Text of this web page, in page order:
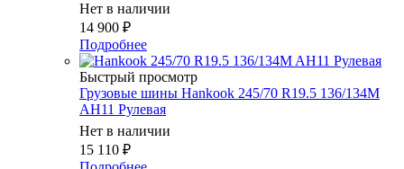
Нет в наличии
14 900 ₽
Подробнее
Быстрый просмотр
Грузовые шины Hankook 245/70 R19.5 136/134M
AH11 Рулевая
Нет в наличии
15 110 ₽